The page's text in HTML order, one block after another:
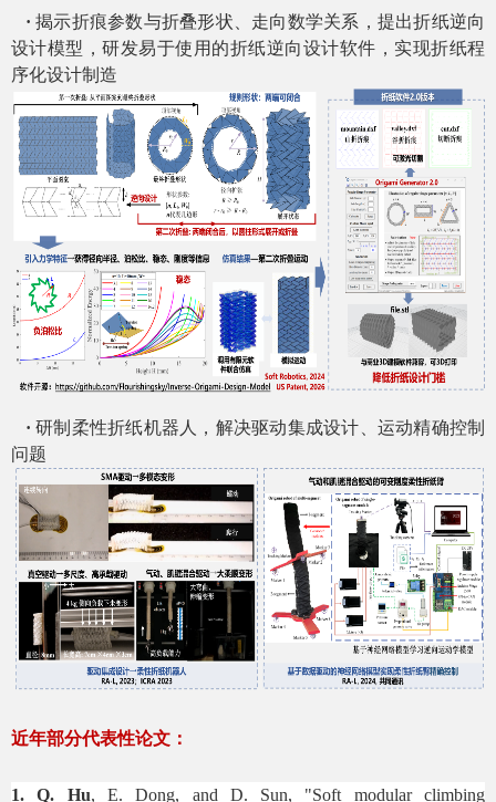
· 揭示折痕参数与折叠形状、走向数学关系，提出折纸逆向
设计模型，研发易于使用的折纸逆向设计软件，实现折纸程
序化设计制造
· 研制柔性折纸机器人，解决驱动集成设计、运动精确控制
问题
近年部分代表性论文：
1. Q. Hu, E. Dong, and D. Sun, "Soft modular climbing